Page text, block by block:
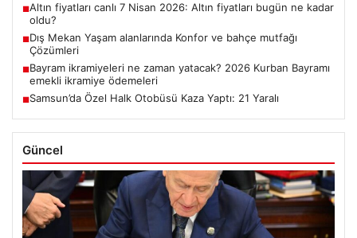
■Altın fiyatları canlı 7 Nisan 2026: Altın fiyatları bugün ne kadar
oldu?
■Dış Mekan Yaşam alanlarında Konfor ve bahçe mutfağı
Çözümleri
■Bayram ikramiyeleri ne zaman yatacak? 2026 Kurban Bayramı
emekli ikramiye ödemeleri
■Samsun’da Özel Halk Otobüsü Kaza Yaptı: 21 Yaralı
Güncel